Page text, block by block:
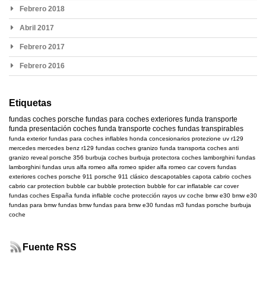
Febrero 2018
Abril 2017
Febrero 2017
Febrero 2016
Etiquetas
fundas coches porsche fundas para coches exteriores funda transporte
funda presentación coches funda transporte coches fundas transpirables
funda exterior fundas para coches inflables honda concesionarios protezione uv r129
mercedes mercedes benz r129 fundas coches granizo funda transporta coches anti
granizo reveal porsche 356 burbuja coches burbuja protectora coches lamborghini fundas
lamborghini fundas urus alfa romeo alfa romeo spider alfa romeo car covers fundas
exteriores coches porsche 911 porsche 911 clásico descapotables capota cabrio coches
cabrio car protection bubble car bubble protection bubble for car inflatable car cover
fundas coches España funda inflable coche protección rayos uv coche bmw e30 bmw e30
fundas para bmw fundas bmw fundas para bmw e30 fundas m3 fundas porsche burbuja
coche
Fuente RSS